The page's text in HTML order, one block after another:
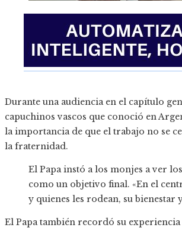
Durante una audiencia en el capítulo
capuchinos vascos que conoció en
la importancia de que el trabajo no se
la fraternidad.
El Papa instó a los monjes a ver
como un objetivo final. «En el
y quienes les rodean, su bienestar
El Papa también recordó su